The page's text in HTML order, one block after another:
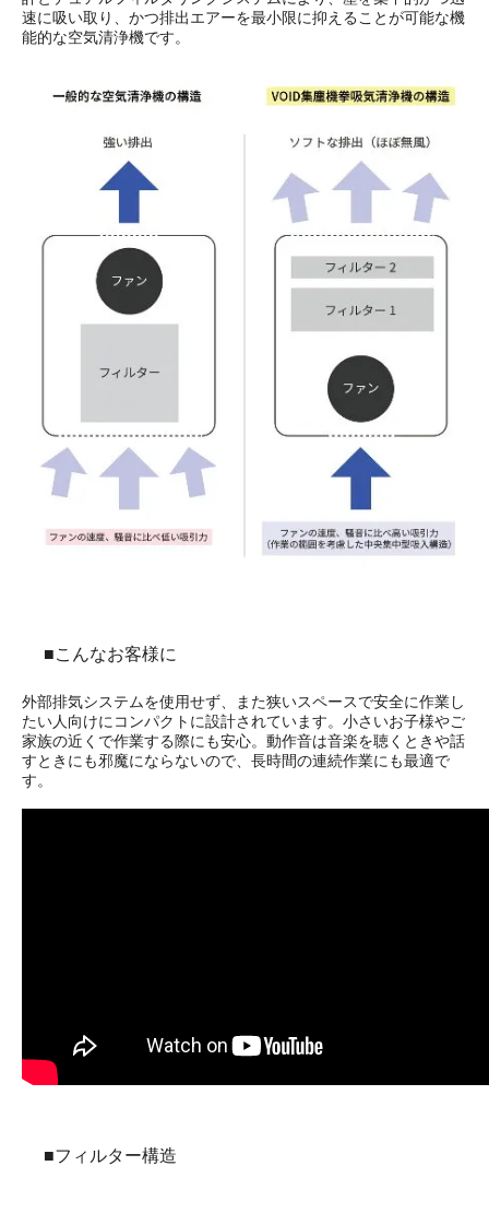
速に吸い取り、かつ排出エアーを最小限に抑えることが可能な機
能的な空気清浄機です。
■こんなお客様に
外部排気システムを使用せず、また狭いスペースで安全に作業し
たい人向けにコンパクトに設計されています。小さいお子様やご
家族の近くで作業する際にも安心。動作音は音楽を聴くときや話
すときにも邪魔にならないので、長時間の連続作業にも最適で
す。
■フィルター構造